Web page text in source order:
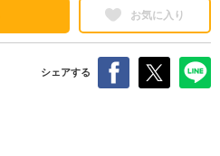
お気に入り
シェアする